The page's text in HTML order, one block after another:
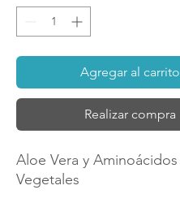
Agregar al carrito
Realizar compra
Aloe Vera y Aminoácidos
Vegetales